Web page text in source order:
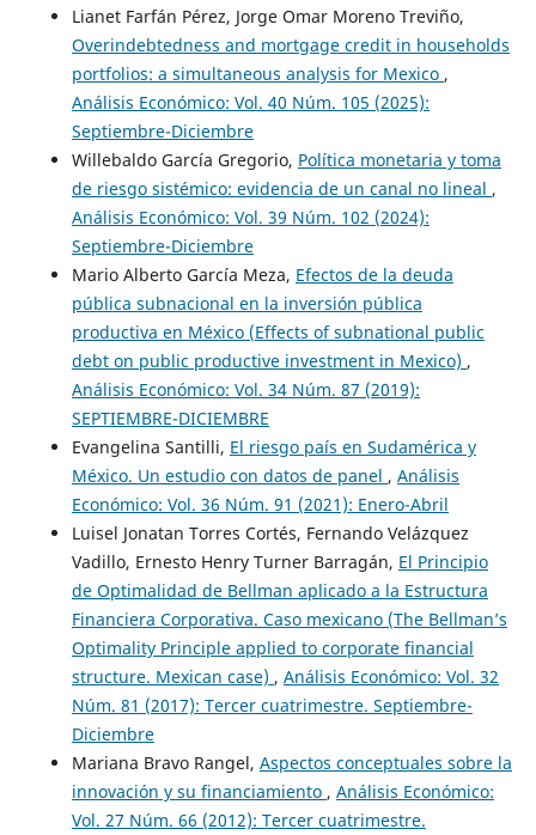
Lianet Farfán Pérez, Jorge Omar Moreno Treviño,
Overindebtedness and mortgage credit in households
portfolios: a simultaneous analysis for Mexico ,
Análisis Económico: Vol. 40 Núm. 105 (2025):
Septiembre-Diciembre
Willebaldo García Gregorio, Política monetaria y toma
de riesgo sistémico: evidencia de un canal no lineal ,
Análisis Económico: Vol. 39 Núm. 102 (2024):
Septiembre-Diciembre
Mario Alberto García Meza, Efectos de la deuda
pública subnacional en la inversión pública
productiva en México (Effects of subnational public
debt on public productive investment in Mexico) ,
Análisis Económico: Vol. 34 Núm. 87 (2019):
SEPTIEMBRE-DICIEMBRE
Evangelina Santilli, El riesgo país en Sudamérica y
México. Un estudio con datos de panel , Análisis
Económico: Vol. 36 Núm. 91 (2021): Enero-Abril
Luisel Jonatan Torres Cortés, Fernando Velázquez
Vadillo, Ernesto Henry Turner Barragán, El Principio
de Optimalidad de Bellman aplicado a la Estructura
Financiera Corporativa. Caso mexicano (The Bellman’s
Optimality Principle applied to corporate financial
structure. Mexican case) , Análisis Económico: Vol. 32
Núm. 81 (2017): Tercer cuatrimestre. Septiembre-
Diciembre
Mariana Bravo Rangel, Aspectos conceptuales sobre la
innovación y su financiamiento , Análisis Económico:
Vol. 27 Núm. 66 (2012): Tercer cuatrimestre.